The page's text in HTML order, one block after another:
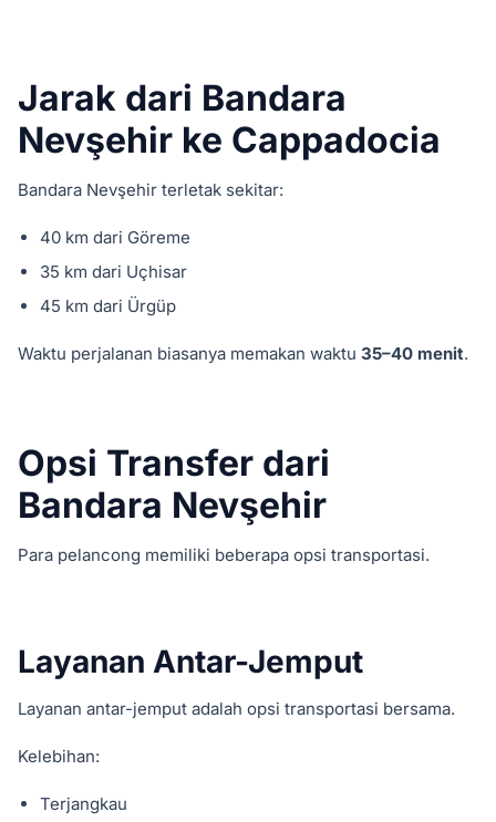
Jarak dari Bandara
Nevşehir ke Cappadocia
Bandara Nevşehir terletak sekitar:
40 km dari Göreme
35 km dari Uçhisar
45 km dari Ürgüp
Waktu perjalanan biasanya memakan waktu 35–40 menit.
Opsi Transfer dari
Bandara Nevşehir
Para pelancong memiliki beberapa opsi transportasi.
Layanan Antar-Jemput
Layanan antar-jemput adalah opsi transportasi bersama.
Kelebihan:
Terjangkau